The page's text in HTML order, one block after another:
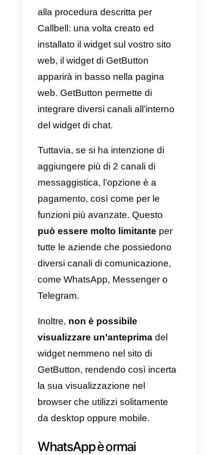
da mobile , oppure da entrambe
le tipologie di device.
Fatto ciò, il widget apparirà nel
margine inferiore delle pagine del
vostro sito web (con opzione a
destra o sinistra dello schermo) e
pubblico di iniziare una
conversazione con voi cliccando
sul bottone di WhatsApp.
Nota:da Callbell, potrete inoltre
scegliere di creare una pagina
WhatsApp Business o integrarne
una esistente e gestire la vostra
direttamente dalla piattaforma,
senza dover per forza utilizzare
l’applicazione nativa di
WhatsApp.